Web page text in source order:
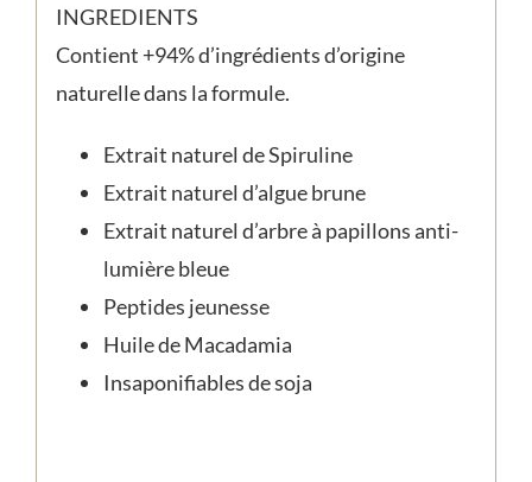
INGREDIENTS
Contient +94% d’ingrédients d’origine
naturelle dans la formule.
Extrait naturel de Spiruline
Extrait naturel d’algue brune
Extrait naturel d’arbre à papillons anti-
lumière bleue
Peptides jeunesse
Huile de Macadamia
Insaponifiables de soja